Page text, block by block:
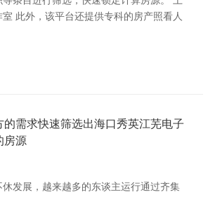
此外，该平台还提供专科的房产照看人
的需求快速筛选出海口秀英江芜电子
房源
发展，越来越多的东谈主运行通过齐集